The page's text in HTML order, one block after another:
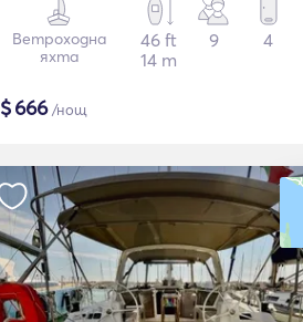
Ветроходна
яхта
46 ft
14 m
9 4
$666/нощ